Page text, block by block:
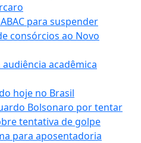
para suspender
consórcios ao Novo
acadêmica
hoje no Brasil
Bolsonaro por tentar
tentativa de golpe
para aposentadoria